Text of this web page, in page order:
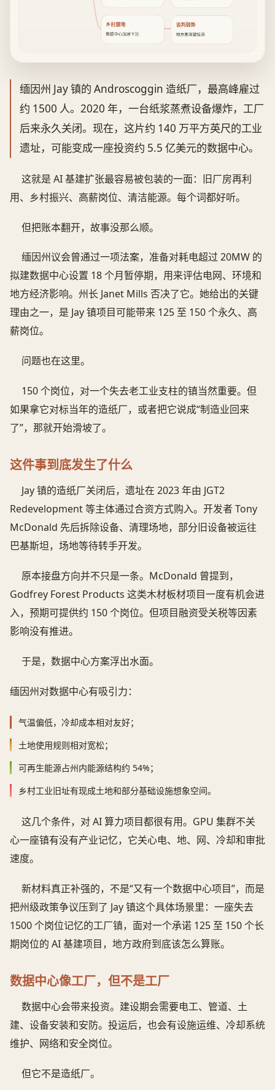
乡村腹地
数据中心加速下沉
谈判弱势
地方更渴望投资
缅因州 Jay 镇的 Androscoggin 造纸厂，最高峰雇过
约 1500 人。2020 年，一台纸浆蒸煮设备爆炸，工厂
后来永久关闭。现在，这片约 140 万平方英尺的工业
遗址，可能变成一座投资约 5.5 亿美元的数据中心。
这就是 AI 基建扩张最容易被包装的一面：旧厂房再利
用、乡村振兴、高薪岗位、清洁能源。每个词都好听。
但把账本翻开，故事没那么顺。
缅因州议会曾通过一项法案，准备对耗电超过 20MW 的
拟建数据中心设置 18 个月暂停期，用来评估电网、环境和
地方经济影响。州长 Janet Mills 否决了它。她给出的关键
理由之一，是 Jay 镇项目可能带来 125 至 150 个永久、高
薪岗位。
问题也在这里。
150 个岗位，对一个失去老工业支柱的镇当然重要。但
如果拿它对标当年的造纸厂，或者把它说成“制造业回来
了”，那就开始滑坡了。
这件事到底发生了什么
Jay 镇的造纸厂关闭后，遗址在 2023 年由 JGT2
Redevelopment 等主体通过合资方式购入。开发者 Tony
McDonald 先后拆除设备、清理场地，部分旧设备被运往
巴基斯坦，场地等待转手开发。
原本接盘方向并不只是一条。McDonald 曾提到，
Godfrey Forest Products 这类木材板材项目一度有机会进
入，预期可提供约 150 个岗位。但项目融资受关税等因素
影响没有推进。
于是，数据中心方案浮出水面。
缅因州对数据中心有吸引力：
气温偏低，冷却成本相对友好；
土地使用规则相对宽松；
可再生能源占州内能源结构约 54%；
乡村工业旧址有现成土地和部分基础设施想象空间。
这几个条件，对 AI 算力项目都很有用。GPU 集群不关
心一座镇有没有产业记忆，它关心电、地、网、冷却和审批
速度。
新材料真正补强的，不是“又有一个数据中心项目”，而是
把州级政策争议压到了 Jay 镇这个具体场景里：一座失去
1500 个岗位记忆的工厂镇，面对一个承诺 125 至 150 个长
期岗位的 AI 基建项目，地方政府到底该怎么算账。
数据中心像工厂，但不是工厂
数据中心会带来投资。建设期会需要电工、管道、土
建、设备安装和安防。投运后，也会有设施运维、冷却系统
维护、网络和安全岗位。
但它不是造纸厂。